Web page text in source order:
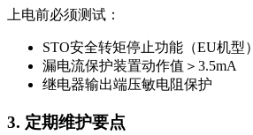
上电前必须测试：
STO安全转矩停止功能（EU机型）
漏电流保护装置动作值＞3.5mA
继电器输出端压敏电阻保护
3. 定期维护要点